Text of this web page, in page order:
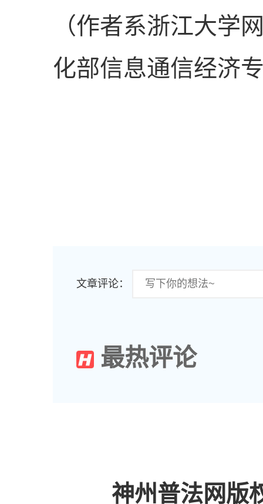
（作者系浙江大学
化部信息通信经济
文章评论：
最热评论
神州普法网版